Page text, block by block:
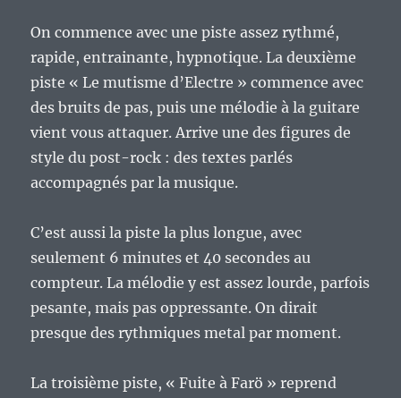
On commence avec une piste assez rythmé,
rapide, entrainante, hypnotique. La deuxième
piste « Le mutisme d’Electre » commence avec
des bruits de pas, puis une mélodie à la guitare
vient vous attaquer. Arrive une des figures de
style du post-rock : des textes parlés
accompagnés par la musique.
C’est aussi la piste la plus longue, avec
seulement 6 minutes et 40 secondes au
compteur. La mélodie y est assez lourde, parfois
pesante, mais pas oppressante. On dirait
presque des rythmiques metal par moment.
La troisième piste, « Fuite à Farö » reprend